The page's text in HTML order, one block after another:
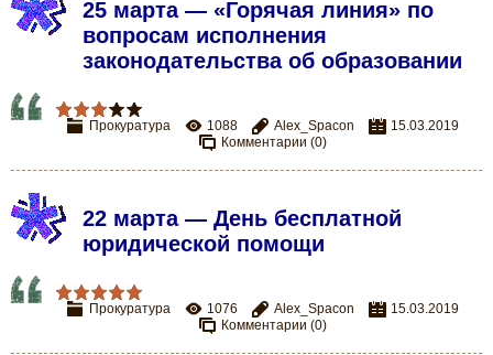
25 марта — «Горячая линия» по
вопросам исполнения
законодательства об образовании
Прокуратура 1088 Alex_Spacon
15.03.2019
Комментарии (0)
22 марта — День бесплатной
юридической помощи
Прокуратура 1076 Alex_Spacon
15.03.2019
Комментарии (0)